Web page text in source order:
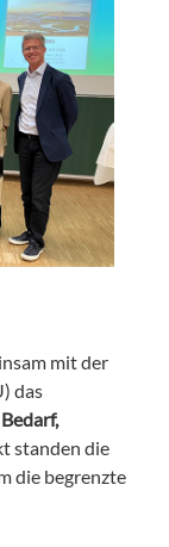
mit der
das
standen die
die begrenzte